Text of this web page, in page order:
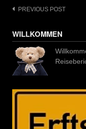
Post
PREVIOUS POST
WILLKOMMEN